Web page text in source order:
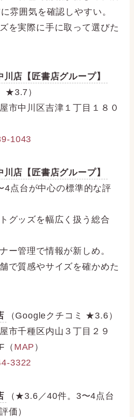
雰囲気を確認しやすい。
を実際に手に取って選びた
店【匠書店グループ】
★3.7）
市中川区吉津１丁目１８０
1043
店【匠書店グループ】
4点台が中心の標準的な評
グッズを幅広く扱う総合
ー管理で情報が新しめ。
で質感やサイズを確かめた
（Googleクチコミ ★3.6）
市千種区内山３丁目２９
（ MAP ）
3322
（★3.6／40件。3〜4点台
価）